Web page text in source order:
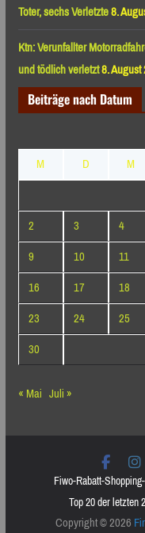
Toter, sechs Verletzte8.
Ktn: Verunfallter
und tödlich verletzt8.
Beiträge nach Datum
M
D M
2
3 4
9
10 11
16
17 18
23
24 25
30
« Mai Juli »
Fiwo-Rabatt-
Top 20 der letzten
Copyright © 2026